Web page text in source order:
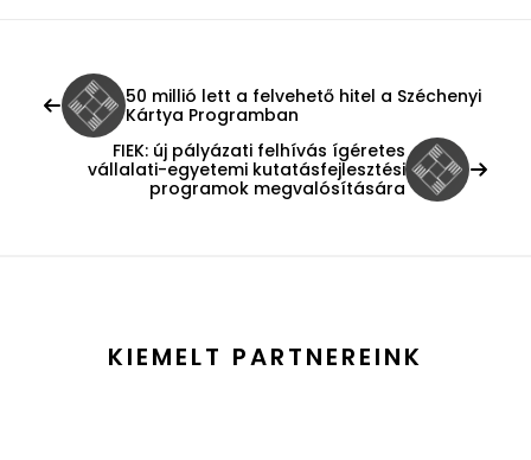
50 millió lett a felvehető hitel a Széchenyi
Kártya Programban
FIEK: új pályázati felhívás ígéretes
vállalati-egyetemi kutatásfejlesztési
programok megvalósítására
KIEMELT PARTNEREINK